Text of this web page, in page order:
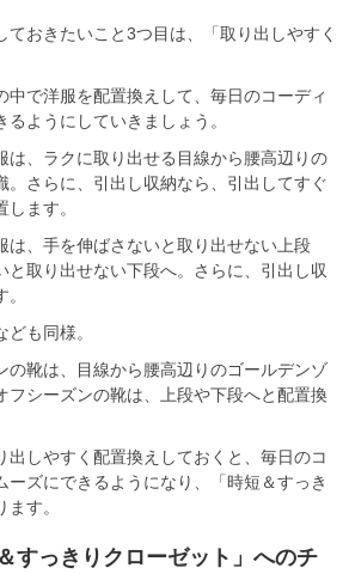
ておきたいこと3つ目は、「取り出しやすく
中で洋服を配置換えして、毎日のコーディ
ようにしていきましょう。
は、ラクに取り出せる 目線から腰高辺りの
。さらに、引出し収納なら、引出してすぐ
します。
は、手を伸ばさないと取り出せない上段
と取り出せない下段へ。さらに、引出し収
も同様。
の靴は、目線から腰高辺りのゴールデンゾ
フシーズンの靴は、上段や下段へと配置換
しやすく配置換えしておくと、 毎日のコ
ーズにできるようになり、「時短＆すっき
す。
すっきりクローゼット」へのチ